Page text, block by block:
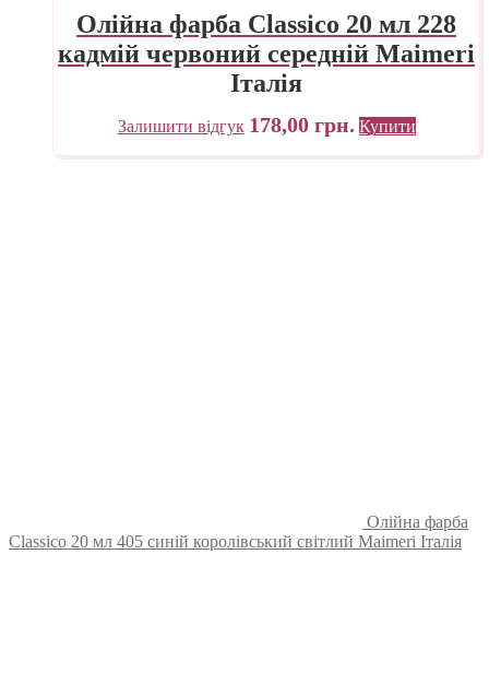
Олійна фарба Classico 20 мл 228
кадмій червоний середній Maimeri
Італія
Залишити відгук 178,00 грн. Купити
Олійна фарба
Classico 20 мл 405 синій королівський світлий Maimeri Італія